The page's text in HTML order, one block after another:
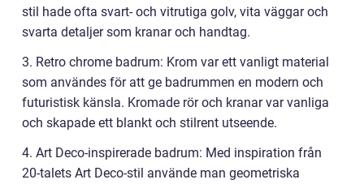
stil hade ofta svart- och vitrutiga golv, vita väggar och
svarta detaljer som kranar och handtag.
3. Retro chrome badrum: Krom var ett vanligt material
som användes för att ge badrummen en modern och
futuristisk känsla. Kromade rör och kranar var vanliga
och skapade ett blankt och stilrent utseende.
4. Art Deco-inspirerade badrum: Med inspiration från
20-talets Art Deco-stil använde man geometriska